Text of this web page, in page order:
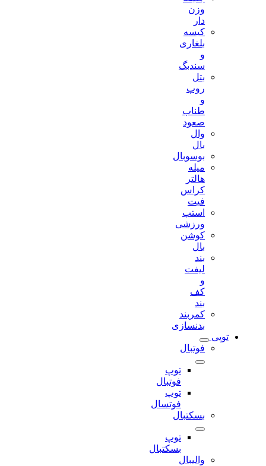
کیسه
بلغاری
سندبگ
بتل
وال
بوسوبال
میله
کراس
استپ
ورزشی
کوشن
کمربند
بدنسازی
توپی
فوتبال
توپ
فوتبال
توپ
فوتسال
بسکتبال
توپ
بسکتبال
والیبال